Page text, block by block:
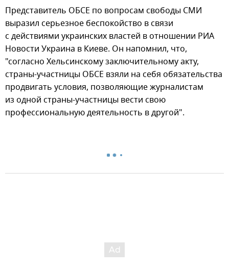
Представитель ОБСЕ по вопросам свободы СМИ
выразил серьезное беспокойство в связи
с действиями украинских властей в отношении РИА
Новости Украина в Киеве. Он напомнил, что,
"согласно Хельсинскому заключительному акту,
страны-участницы ОБСЕ взяли на себя обязательства
продвигать условия, позволяющие журналистам
из одной страны-участницы вести свою
профессиональную деятельность в другой".